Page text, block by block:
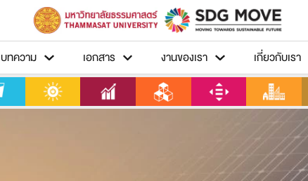
บทความ เอกสาร งานของเรา เกี่ยวกับเรา